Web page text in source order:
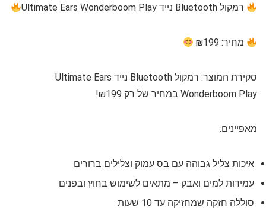
רמקול Bluetooth נייד Ultimate Ears Wonderboom Play
מחיר: ₪199
סקירת המוצר: רמקול Bluetooth נייד Ultimate Ears
Wonderboom Play במחיר של רק ₪199!
מאפיינים:
איכות צליל גבוהה עם בס עמוק וצלילים ברורים
עמידות למים ואבק – מתאים לשימוש בחוץ ובפנים
סוללה חזקה שמחזיקה עד 10 שעות